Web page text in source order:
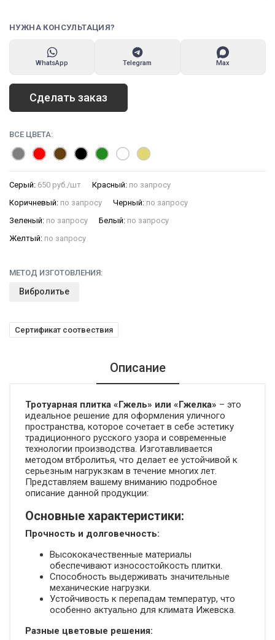
НУЖНА КОНСУЛЬТАЦИЯ?
WhatsApp Telegram Max
Сделать заказ
ВСЕ ЦВЕТА:
Серый: 650 руб./шт Красный: по запросу
Коричневый: по запросу Черный: по запросу
Зеленый: по запросу Белый: по запросу
Желтый: по запросу
МЕТОД ИЗГОТОВЛЕНИЯ:
Вибролитье
Сертификат соотвествия
Описание
Тротуарная плитка «Гжель» или «Гжелка» – это
идеальное решение для оформления уличного
пространства, которое сочетает в себе эстетику
традиционного русского узора и современные
технологии производства. Изготавливается
методом втбролитья, что делает ее устойчивой к
серьезным нагрукзкам в течение многих лет.
Представляем вашему вниманию подробное
описание данной продукции:
Основные характеристики:
Прочность и долговечность:
Высококачественные материалы
обеспечивают износостойкость плитки.
Способность выдерживать значительные
механические нагрузки.
Устойчивость к перепадам температур, что
особенно актуально для климата Ижевска.
Разные цветовые решения: